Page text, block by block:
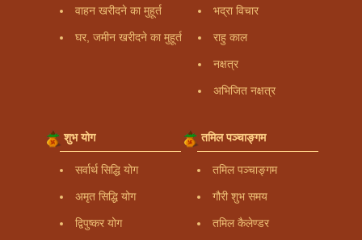
वाहन खरीदने का मुहूर्त
घर, जमीन खरीदने का मुहूर्त
भद्रा विचार
राहु काल
नक्षत्र
अभिजित नक्षत्र
शुभ योग
सर्वार्थ सिद्धि योग
अमृत सिद्धि योग
द्विपुष्कर योग
तमिल पञ्चाङ्गम
तमिल पञ्चाङ्गम
गौरी शुभ समय
तमिल कैलेण्डर